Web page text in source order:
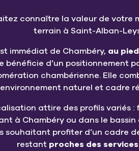
connaître la valeur de votre
terrain à Saint-Alban-
immédiat de Chambéry, au
bénéficie d’un positionnement
chambérienne. Elle
naturel et cadre
attire des profils variés :
à Chambéry ou dans le bassin
souhaitant profiter d’un cadre
restantproches des